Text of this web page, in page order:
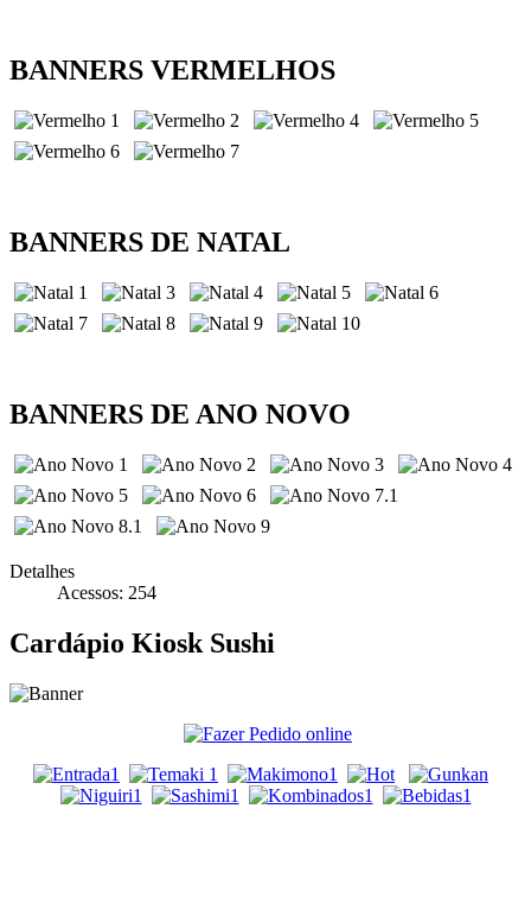
BANNERS VERMELHOS
BANNERS DE NATAL
BANNERS DE ANO NOVO
Detalhes
Acessos: 254
Cardápio Kiosk Sushi